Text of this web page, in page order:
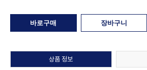
상품 정보